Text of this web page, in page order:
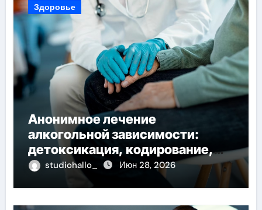
Здоровье
Анонимное лечение
алкогольной зависимости:
детоксикация, кодирование,
реабилитация, полный курс и
конфиденциальность
studiohallo_ Июн 28, 2026